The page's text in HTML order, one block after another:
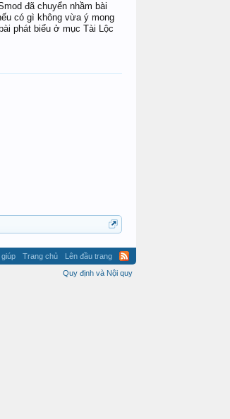
đã chuyển nhầm bài
có gì không vừa ý mong
phát biểu ở mục Tài Lộc
Trang chủ
Lên đầu trang
Quy định và Nội quy